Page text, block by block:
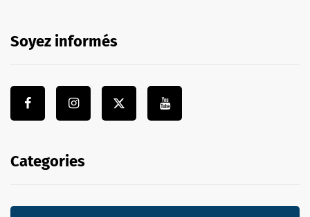
Soyez informés
Categories